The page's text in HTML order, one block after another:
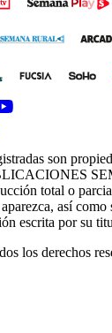
windowwindow
new
window
son
total o
así
escrita por su
los derechos